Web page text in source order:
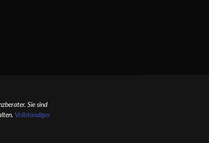
Sie sind
Vollständiger